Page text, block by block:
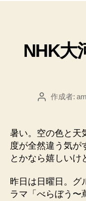
NHK大
投
作成者:
暑い。空の色と天
度が全然違う気が
とかなら嬉しいけ
昨日は日曜日。グ
ラマ「べらぼう〜